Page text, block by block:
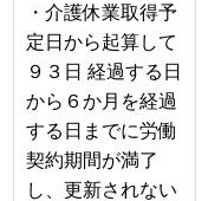
・介護休業取得予
定日から起算して
９３日 経過する日
から６か月を経過
する日までに労働
契約期間が満了
し、更新されない